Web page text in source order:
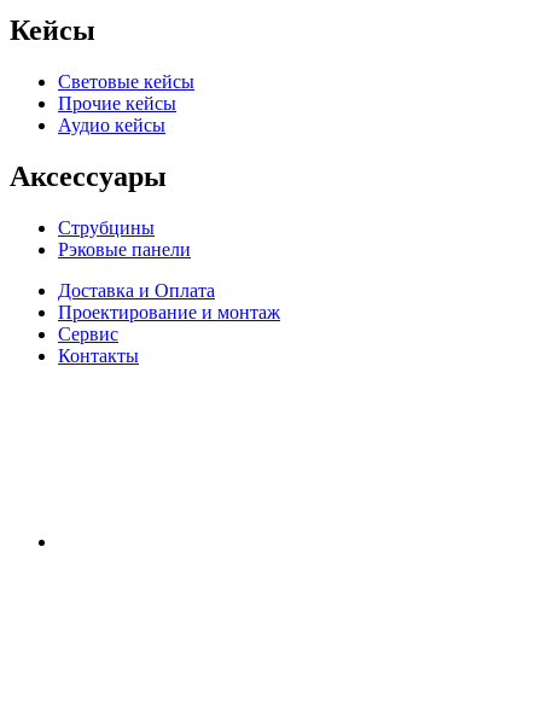
Кейсы
Световые кейсы
Прочие кейсы
Аудио кейсы
Аксессуары
Струбцины
Рэковые панели
Доставка и Оплата
Проектирование и монтаж
Сервис
Контакты